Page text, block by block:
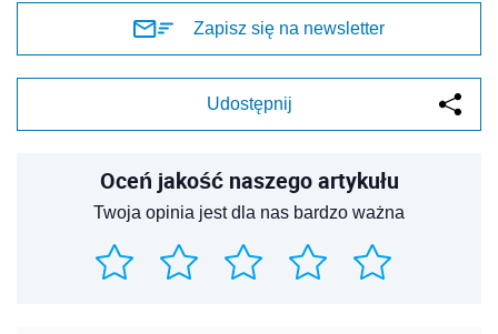
Zapisz się na newsletter
Udostępnij
Oceń jakość naszego artykułu
Twoja opinia jest dla nas bardzo ważna